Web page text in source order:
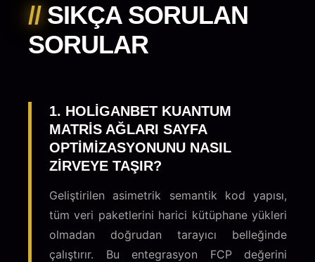
//SIKÇA SORULAN
SORULAR
1. HOLIGANBET KUANTUM
MATRIS AĞLARI SAYFA
OPTIMIZASYONUNU NASIL
ZIRVEYE TAŞIR?
Geliştirilen asimetrik semantik kod yapısı,
tüm veri paketlerini harici kütüphane yükleri
olmadan doğrudan tarayıcı belleğinde
çalıştırır. Bu entegrasyon FCP değerini